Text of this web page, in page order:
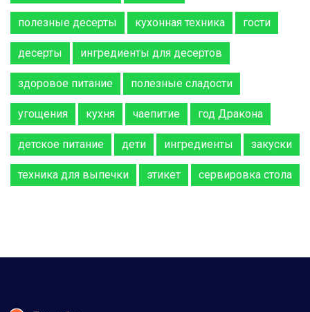
полезные десерты кухонная техника гости
десерты ингредиенты для десертов
здоровое питание полезные сладости
угощения кухня чаепитие год Дракона
детское питание дети ингредиенты закуски
техника для выпечки этикет сервировка стола